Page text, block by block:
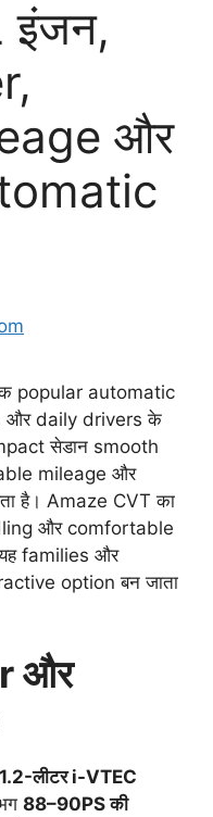
इंजन,
और
popular automatic
और daily drivers के
सेडान smooth
mileage और
है। Amaze CVT का
और comfortable
families और
option बन जाता
और
1.2-लीटर i-VTEC
88–90PS की